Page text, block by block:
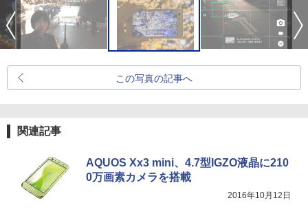
この写真の記事へ
関連記事
AQUOS Xx3 mini、4.7型IGZO液晶に210
0万画素カメラを搭載
2016年10月12日